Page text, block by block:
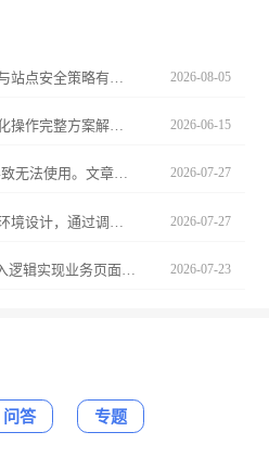
谷歌浏览器登录态频繁断开多与站点安全策略有关。本方案提供了一系列排查动作，包括清理过时的本地存储数据、修正安全浏览拦截设置，确保您的关键业务登录凭证在页面间保持持久稳定。 2026-08-05
谷歌浏览器视频播放流畅性优化操作完整方案解析，包括插件配置、播放优化和缓冲管理技巧，帮助用户实现稳定流畅的视频体验。 2026-06-15
Chrome浏览器下载插件卡住导致无法使用。文章介绍多种解决方法，帮助用户恢复下载插件的正常运行。 2026-07-27
2026-07-27
google浏览器利用JS控制台注入逻辑实现业务页面自动化交互闭环的技术手册。通过编写高效脚本实现海量数据的自动化采集与指令触发，大幅精简重复性办公任务流程。 2026-07-23
问答 专题